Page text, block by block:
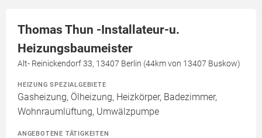
Thomas Thun -Installateur-u.
Heizungsbaumeister
Alt- Reinickendorf 33, 13407 Berlin (44km von 13407 Buskow)
HEIZUNG SPEZIALGEBIETE
Gasheizung, Ölheizung, Heizkörper, Badezimmer,
Wohnraumlüftung, Umwälzpumpe
ANGEBOTENE TÄTIGKEITEN